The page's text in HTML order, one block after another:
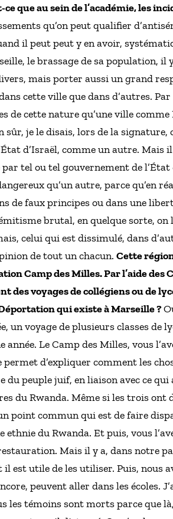
ce que au sein de l’académie, les
qu’on peut qualifier
il peut peut y en avoir,
le brassage de sa population,
mais porter aussi un grand
cette ville que dans d’autres.
de cette nature qu’une ville
sûr, je le disais, lors de la
d’Israël, comme un autre. Mais
tel ou tel gouvernement de l’État
qu’un autre, parce qu’en
de faux principes ou dans une
brutal, en quelque sorte,
celui qui est dissimulé, dans
de tout un chacun. Cette
Camp des Milles. Par l’aide
des voyages de collégiens ou de
qui existe à Marseille ?
un voyage de plusieurs classes de
année. Le Camp des Milles, vous
d’expliquer comment les
peuple juif, en liaison avec ce qui
du Rwanda. Même si les trois ont
point commun qui est de faire
ethnie du Rwanda. Et puis, vous
Mais il y a, dans notre
est utile de les utiliser. Puis, nous
peuvent aller dans les écoles.
témoins sont morts parce que